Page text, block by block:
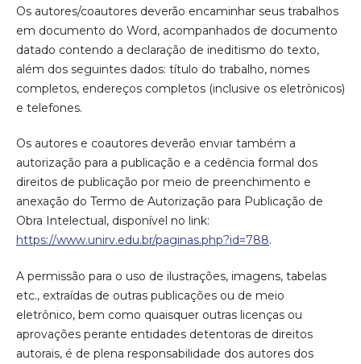
Os autores/coautores deverão encaminhar seus trabalhos
em documento do Word, acompanhados de documento
datado contendo a declaração de ineditismo do texto,
além dos seguintes dados: título do trabalho, nomes
completos, endereços completos (inclusive os eletrônicos)
e telefones.
Os autores e coautores deverão enviar também a
autorização para a publicação e a cedência formal dos
direitos de publicação por meio de preenchimento e
anexação do Termo de Autorização para Publicação de
Obra Intelectual, disponível no link:
https://www.unirv.edu.br/paginas.php?id=788.
A permissão para o uso de ilustrações, imagens, tabelas
etc., extraídas de outras publicações ou de meio
eletrônico, bem como quaisquer outras licenças ou
aprovações perante entidades detentoras de direitos
autorais, é de plena responsabilidade dos autores dos